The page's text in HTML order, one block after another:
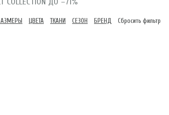
ЦВЕТА ТКАНИ СЕЗОН БРЕНД Сбросить фильтр